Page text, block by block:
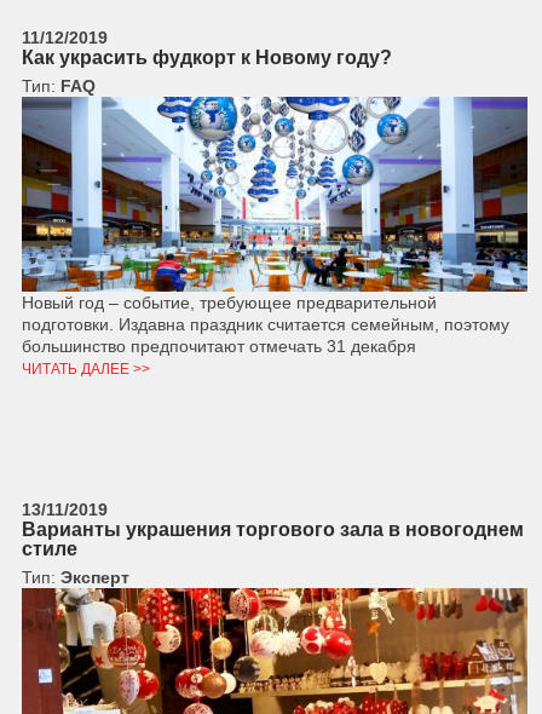
11/12/2019
Как украсить фудкорт к Новому году?
Тип: FAQ
Новый год – событие, требующее предварительной
подготовки. Издавна праздник считается семейным, поэтому
большинство предпочитают отмечать 31 декабря
ЧИТАТЬ ДАЛЕЕ >>
13/11/2019
Варианты украшения торгового зала в новогоднем
стиле
Тип: Эксперт